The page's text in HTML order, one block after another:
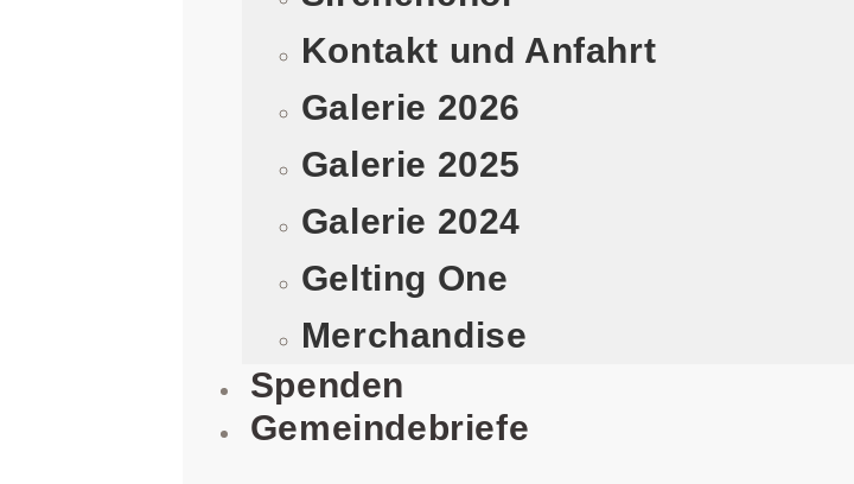
Kontakt und Anfahrt
Galerie 2026
Galerie 2025
Galerie 2024
Gelting One
Merchandise
Spenden
Gemeindebriefe